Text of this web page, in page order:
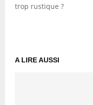
trop rustique ?
A LIRE AUSSI